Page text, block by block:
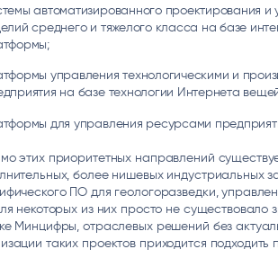
автоматизированного проектирования
среднего и тяжелого класса на базе
управления технологическими и
на базе технологии Интернета
для управления ресурсами
этих приоритетных направлений
более нишевых индустриальных
ПО для геологоразведки,
некоторых из них просто не существовало
Минцифры, отраслевых решений без
таких проектов приходится подходить